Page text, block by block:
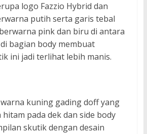
logo Fazzio Hybrid dan
putih serta garis tebal
pink dan biru di antara
bagian body membuat
ini jadi terlihat lebih manis.
kuning gading doff yang
pada dek dan side body
skutik dengan desain